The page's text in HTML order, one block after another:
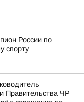
России по
спорту
Правительства ЧР